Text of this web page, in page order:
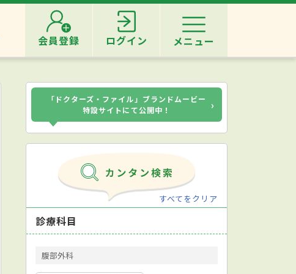
会員登録 ログイン メニュー
「ドクターズ・ファイル」ブランドムービー
特設サイトにて公開中！
›
すべてをクリア
診療科目
腹部外科